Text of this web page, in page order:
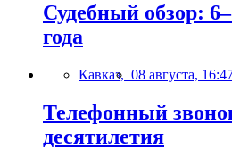
Судебный обзор:
года
Кавказ, 08 августа,
Телефонный
десятилетия